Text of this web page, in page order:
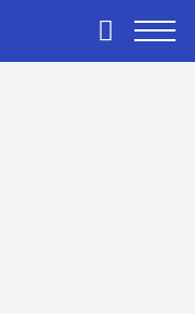
Primary